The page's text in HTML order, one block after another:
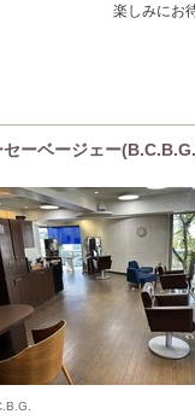
楽しみにお
セーベージェー